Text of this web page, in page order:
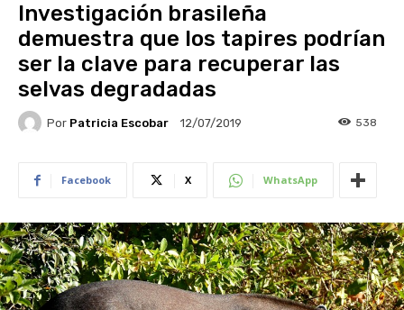
Investigación brasileña
demuestra que los tapires podrían
ser la clave para recuperar las
selvas degradadas
Por Patricia Escobar 12/07/2019 538
Facebook X WhatsApp